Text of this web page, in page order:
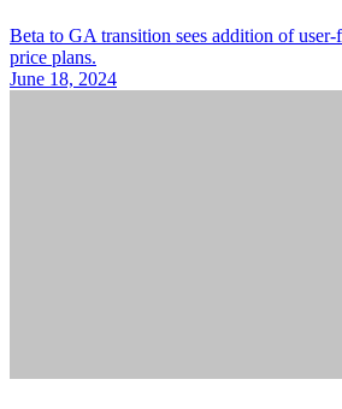
Beta to GA transition sees addition of
price plans.
June 18, 2024